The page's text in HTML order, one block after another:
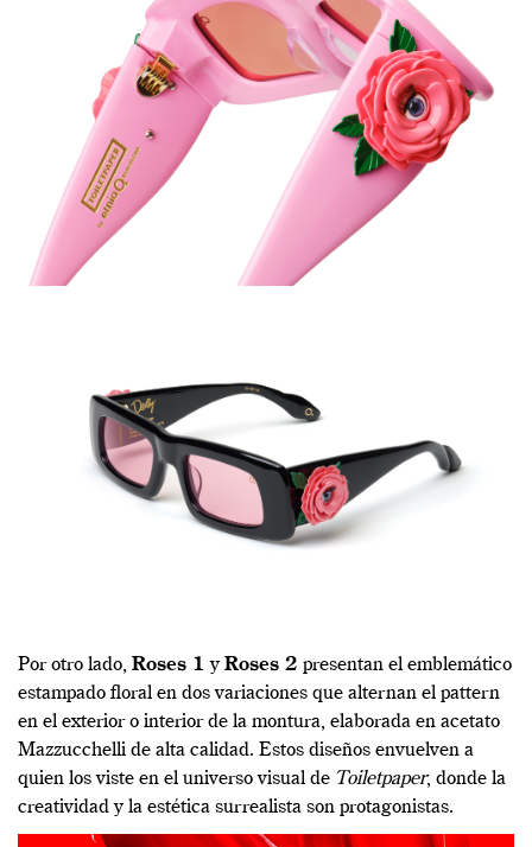
Por otro lado, Roses 1 yRoses 2 presentan el emblemático
estampado floral en dos variaciones que alternan el pattern
en el exterior o interior de la montura, elaborada en acetato
Mazzucchelli de alta calidad. Estos diseños envuelven a
quien los viste en el universo visual de Toiletpaper, donde la
creatividad y la estética surrealista son protagonistas.